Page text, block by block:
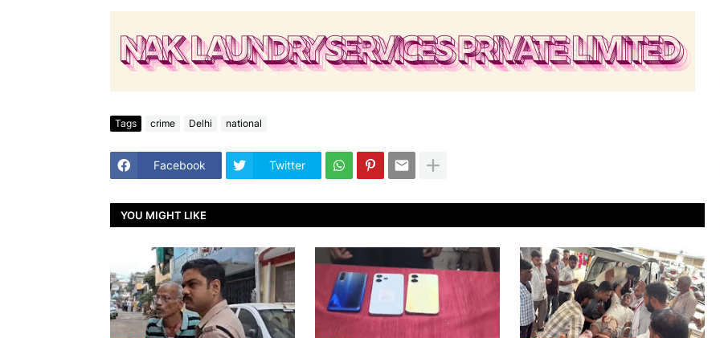
Tags crime Delhi national
Facebook Twitter
YOU MIGHT LIKE